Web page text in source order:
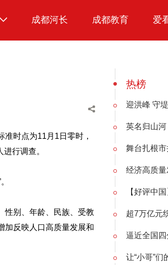
成都河长 成都教育 爱
时点为11月1日零时，
行调查。
性别、年龄、民族、受教
加反映人口高质量发展和
热榜
迎洪峰 守
英名归山
舞台扎根
经济高质量
【好评中
超7万亿元
逼近全国
让“小哥”